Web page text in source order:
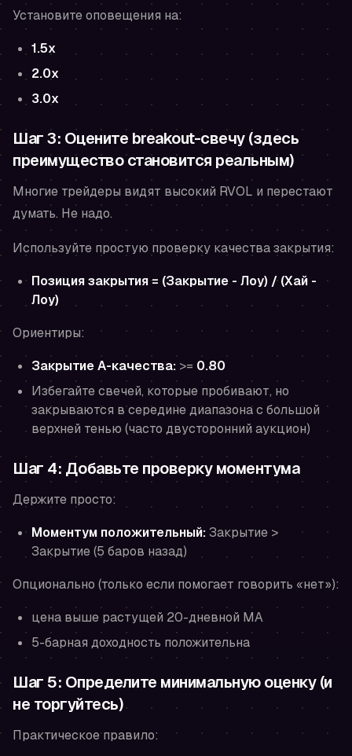
Установите оповещения на:
1.5x
2.0x
3.0x
Шаг 3: Оцените breakout-свечу (здесь
преимущество становится реальным)
Многие трейдеры видят высокий RVOL и перестают
думать. Не надо.
Используйте простую проверку качества закрытия:
Позиция закрытия = (Закрытие - Лоу) / (Хай -
Лоу)
Ориентиры:
Закрытие A-качества: >= 0.80
Избегайте свечей, которые пробивают, но
закрываются в середине диапазона с большой
верхней тенью (часто двусторонний аукцион)
Шаг 4: Добавьте проверку моментума
Держите просто:
Моментум положительный: Закрытие >
Закрытие (5 баров назад)
Опционально (только если помогает говорить «нет»):
цена выше растущей 20-дневной MA
5-барная доходность положительна
Шаг 5: Определите минимальную оценку (и
не торгуйтесь)
Практическое правило: